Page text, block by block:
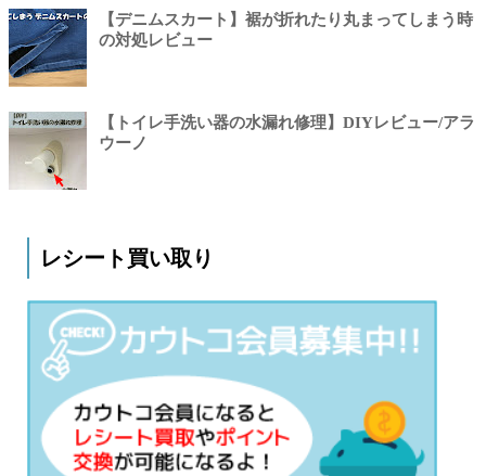
【デニムスカート】裾が折れたり丸まってしまう時
の対処レビュー
【トイレ手洗い器の水漏れ修理】DIYレビュー/アラ
ウーノ
レシート買い取り